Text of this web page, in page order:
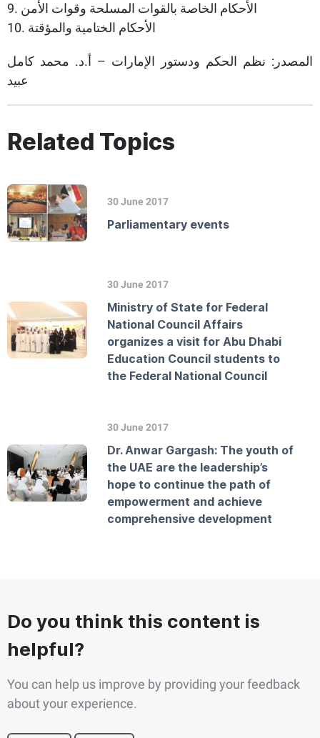
9. الأحكام الخاصة بالقوات المسلحة وقوات الأمن
10. الأحكام الختامية والمؤقتة
المصدر: نظم الحكم ودستور الإمارات – أ.د. محمد كامل
عبيد
Related Topics
30 June 2017
Parliamentary events
30 June 2017
Ministry of State for Federal
National Council Affairs
organizes a visit for Abu Dhabi
Education Council students to
the Federal National Council
30 June 2017
Dr. Anwar Gargash: The youth of
the UAE are the leadership’s
hope to continue the path of
empowerment and achieve
comprehensive development
Do you think this content is
helpful?
You can help us improve by providing your feedback
about your experience.